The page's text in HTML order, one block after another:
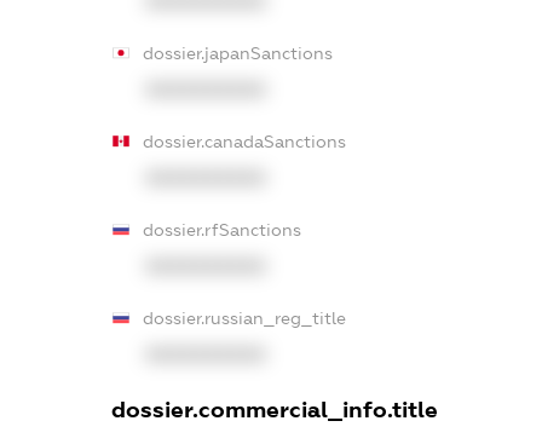
dossier.japanSanctions
dossier.canadaSanctions
dossier.rfSanctions
dossier.russian_reg_title
dossier.commercial_info.title